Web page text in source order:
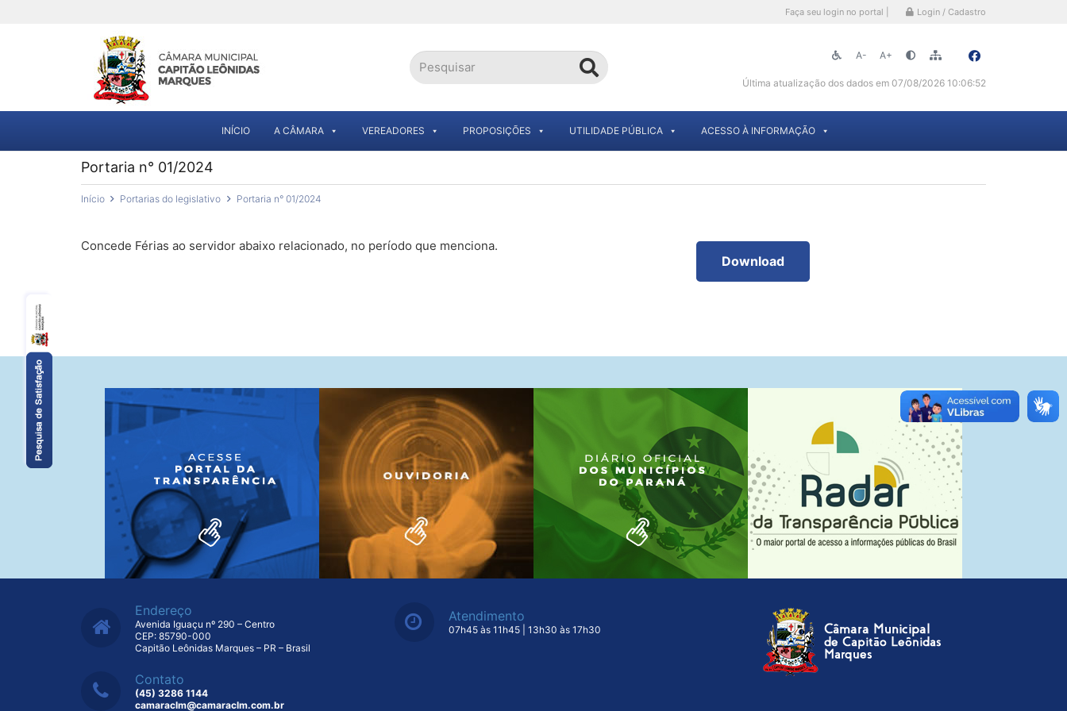
Faça seu login no portal | Login / Cadastro
A- A+
Última atualização dos dados em 07/08/2026 10:06:52
INÍCIO A CÂMARA VEREADORES PROPOSIÇÕES UTILIDADE PÚBLICA ACESSO À INFORMAÇÃO
Portaria n° 01/2024
Início Portarias do legislativo Portaria n° 01/2024
Concede Férias ao servidor abaixo relacionado, no período que menciona.
Download
Endereço
Avenida Iguaçu nº 290 – Centro
CEP: 85790-000
Capitão Leônidas Marques – PR – Brasil
Contato
(45) 3286 1144
camaraclm@camaraclm.com.br
Atendimento
07h45 às 11h45 | 13h30 às 17h30